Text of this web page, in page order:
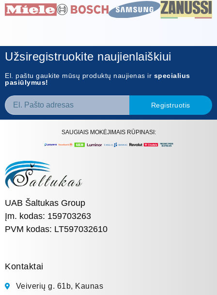
Užsiregistruokite naujienlaiškiui
El. paštu gaukite mūsų produktų naujienas ir specialius
pasiūlymus!
Registruotis
SAUGIAIS MOKĖJIMAIS RŪPINASI:
UAB Šaltukas Group
Įm. kodas: 159703263
PVM kodas: LT597032610
Kontaktai
Veiverių g. 61b, Kaunas